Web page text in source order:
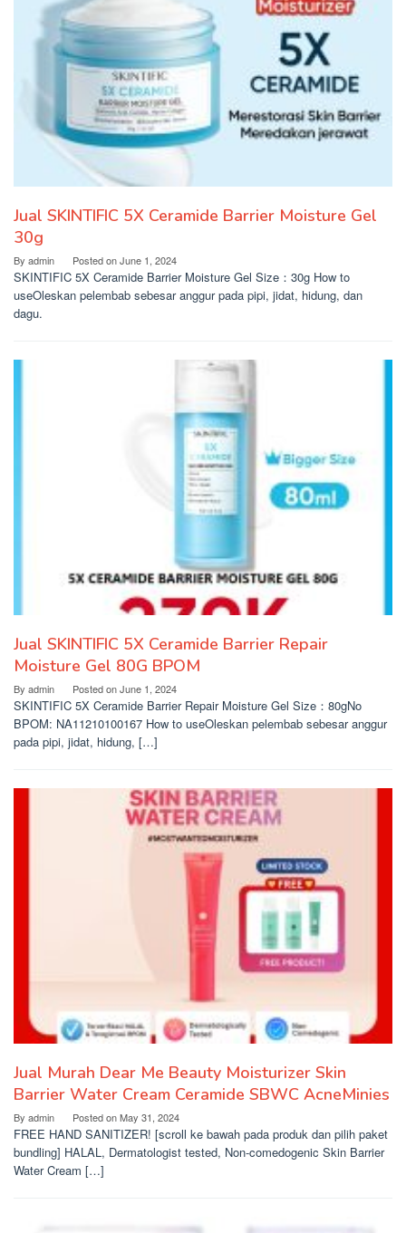
Jual SKINTIFIC 5X Ceramide Barrier Moisture Gel
30g
By admin Posted onJune 1, 2024
SKINTIFIC 5X Ceramide Barrier Moisture Gel Size：30g How to
useOleskan pelembab sebesar anggur pada pipi, jidat, hidung, dan
dagu.
Jual SKINTIFIC 5X Ceramide Barrier Repair
Moisture Gel 80G BPOM
By admin Posted onJune 1, 2024
SKINTIFIC 5X Ceramide Barrier Repair Moisture Gel Size：80gNo
BPOM: NA11210100167 How to useOleskan pelembab sebesar anggur
pada pipi, jidat, hidung, […]
Jual Murah Dear Me Beauty Moisturizer Skin
Barrier Water Cream Ceramide SBWC AcneMinies
By admin Posted onMay 31, 2024
FREE HAND SANITIZER! [scroll ke bawah pada produk dan pilih paket
bundling] HALAL, Dermatologist tested, Non-comedogenic Skin Barrier
Water Cream […]